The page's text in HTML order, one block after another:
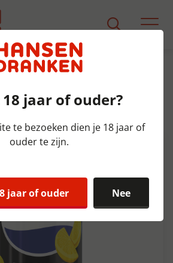
Detail
Lemon blik Tray
18 jaar of ouder?
te bezoeken dien je 18 jaar of
ouder te zijn.
jaar of ouder Nee